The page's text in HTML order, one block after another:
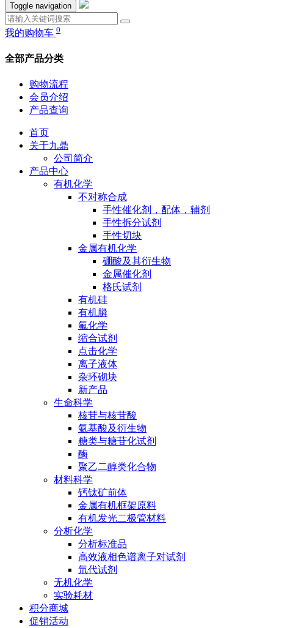
Toggle navigation
我的购物车 0
全部产品分类
购物流程
会员介绍
产品查询
首页
关于九鼎
公司简介
产品中心
有机化学
不对称合成
手性催化剂，配体，辅剂
手性拆分试剂
手性切块
金属有机化学
硼酸及其衍生物
金属催化剂
格氏试剂
有机硅
有机膦
氟化学
缩合试剂
点击化学
离子液体
杂环砌块
新产品
生命科学
核苷与核苷酸
氨基酸及衍生物
糖类与糖苷化试剂
酶
聚乙二醇类化合物
材料科学
钙钛矿前体
金属有机框架原料
有机发光二极管材料
分析化学
分析标准品
高效液相色谱离子对试剂
氘代试剂
无机化学
实验耗材
积分商城
促销活动